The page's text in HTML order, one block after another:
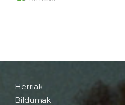
Herriak
Bildumak